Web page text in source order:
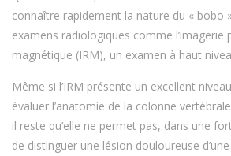
connaître rapidement la nature du « bobo
examens radiologiques comme l’imagerie
magnétique (IRM), un examen à haut
Même si l’IRM présente un excellent
évaluer l’anatomie de la colonne
il reste qu’elle ne permet pas, dans une
de distinguer une lésion douloureuse